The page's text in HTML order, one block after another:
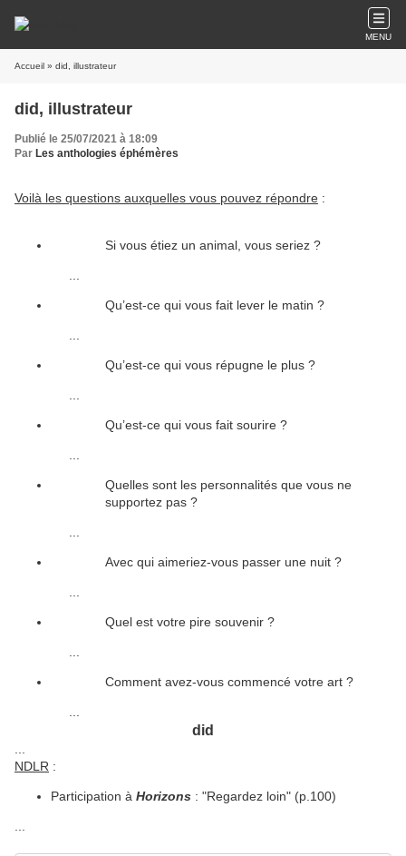
MENU
Accueil » did, illustrateur
did, illustrateur
Publié le 25/07/2021 à 18:09
Par Les anthologies éphémères
Voilà les questions auxquelles vous pouvez répondre :
Si vous étiez un animal, vous seriez ?
Qu’est-ce qui vous fait lever le matin ?
Qu’est-ce qui vous répugne le plus ?
Qu’est-ce qui vous fait sourire ?
Quelles sont les personnalités que vous ne
supportez pas ?
Avec qui aimeriez-vous passer une nuit ?
Quel est votre pire souvenir ?
Comment avez-vous commencé votre art ?
did
NDLR :
Participation à Horizons : "Regardez loin" (p.100)